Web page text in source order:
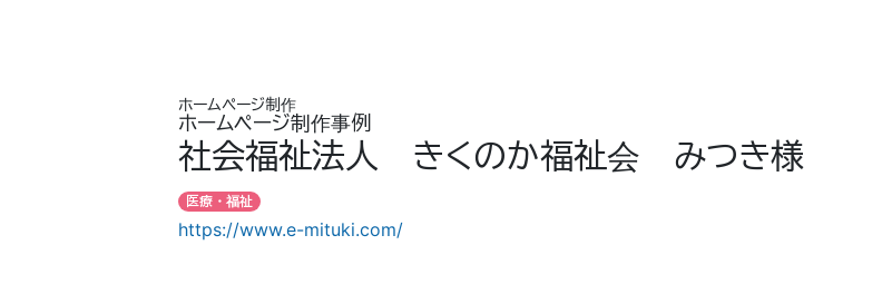
ホームページ制作
ホームページ制作事例
社会福祉法人 きくのか福祉会 みつき様
医療・福祉
https://www.e-mituki.com/